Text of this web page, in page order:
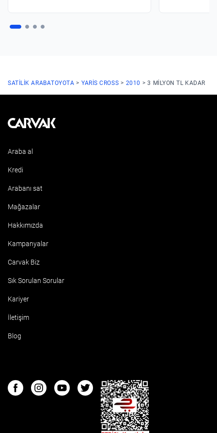
SATILIK ARABATOYOTA YARIS CROSS 2010 3 MILYON TL KADAR
Kavak
Araba al
Kredi
Arabanı sat
Mağazalar
Hakkımızda
Kampanyalar
Carvak Biz
Sık Sorulan Sorular
Kariyer
İletişim
Blog
FacebookInstagramYoutubeTwitter
ETBIS